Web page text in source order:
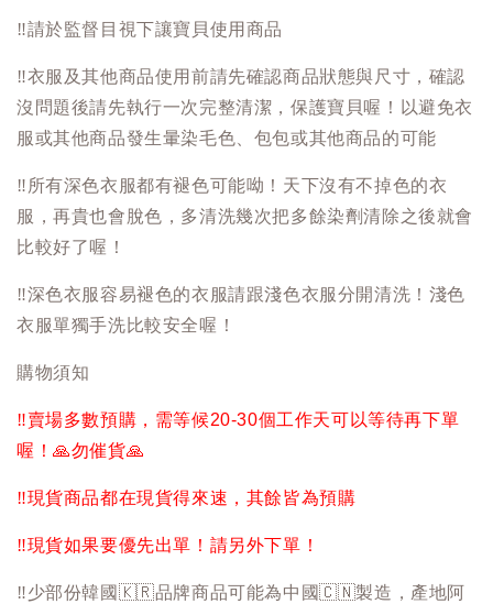
‼️請於監督目視下讓寶貝使用商品
‼️衣服及其他商品使用前請先確認商品狀態與尺寸，確認
沒問題後請先執行一次完整清潔，保護寶貝喔！以避免衣
服或其他商品發生暈染毛色、包包或其他商品的可能
‼️ 所有深色衣服都有褪色可能呦！天下沒有不掉色的衣
服，再貴也會脫色，多清洗幾次把多餘染劑清除之後就會
比較好了喔！
‼️深色衣服容易褪色的衣服請跟淺色衣服分開清洗！淺色
衣服單獨手洗比較安全喔！
購物須知
‼️賣場多數預購，需等候20-30個工作天可以等待再下單
喔！🙏勿催貨🙏
‼️現貨商品都在現貨得來速，其餘皆為預購
‼️現貨如果要優先出單！請另外下單！
‼️少部份韓國 🇰🇷品牌商品可能為中國🇨🇳製造，產地阿